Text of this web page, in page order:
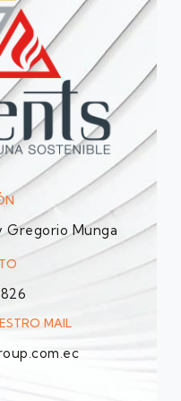
Gregorio Munga
MAIL